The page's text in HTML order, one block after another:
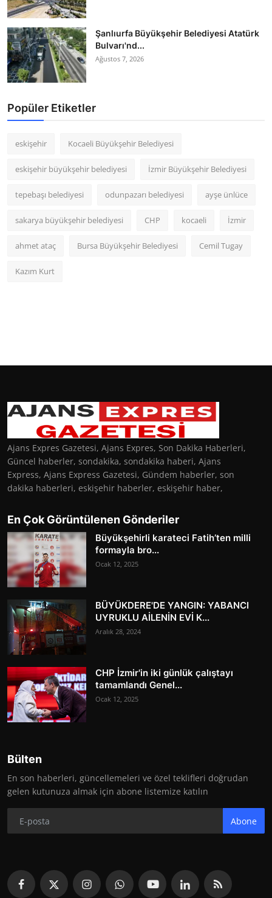
Şanlıurfa Büyükşehir Belediyesi Atatürk
Bulvarı'nd...
Ağustos 7, 2026
Popüler Etiketler
eskişehir Kocaeli Büyükşehir Belediyesi
eskişehir büyükşehir belediyesi İzmir Büyükşehir Belediyesi
tepebaşı belediyesi odunpazarı belediyesi ayşe ünlüce
sakarya büyükşehir belediyesi CHP kocaeli İzmir
ahmet ataç Bursa Büyükşehir Belediyesi Cemil Tugay
Kazım Kurt
Ajans Expres Gazetesi, Ajans Expres, Son Dakika Haberleri,
Güncel haberler, sondakika, sondakika haberi, Ajans
Express, Ajans Express Gazetesi, Gündem haberler, son
dakika haberleri, eskişehir haberler, eskişehir haber,
En Çok Görüntülenen Gönderiler
Büyükşehirli karateci Fatih’ten milli
formayla bro...
Ocak 12, 2025
BÜYÜKDERE'DE YANGIN: YABANCI
UYRUKLU AİLENİN EVİ K...
Aralık 28, 2024
CHP İzmir'in iki günlük çalıştayı
tamamlandı Genel...
Ocak 12, 2025
Bülten
En son haberleri, güncellemeleri ve özel teklifleri doğrudan
gelen kutunuza almak için abone listemize katılın
Abone